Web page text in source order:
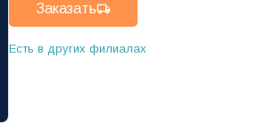
Заказать
Есть в других филиалах